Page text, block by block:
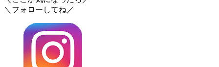
＼フォローしてね／